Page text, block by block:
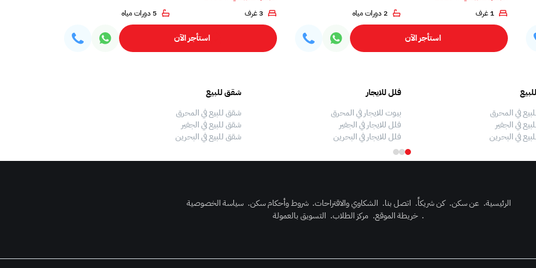
1 غرف 2 دورات مياه
استأجر الآن
3 غرف 5 دورات مياه
استأجر الآن
في المحرق
في الجفير
في البحرين
فلل للايجار
بيوت للايجار في المحرق
فلل للايجار في الجفير
فلل للايجار في البحرين
شقق للبيع
شقق للبيع في المحرق
شقق للبيع في الجفير
شقق للبيع في البحرين
الرئيسية. عن سكن. كن شريكاً. اتصل بنا. الشكاوي والاقتراحات. شروط وأحكام سكن. سياسة الخصوصية
. خريطة الموقع. مركز الطلاب. التسويق بالعمولة